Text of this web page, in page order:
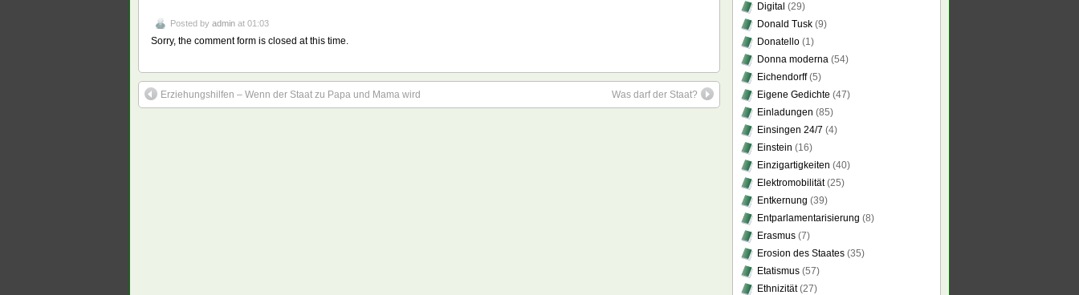
Posted by admin at 01:03
Sorry, the comment form is closed at this time.
Erziehungshilfen – Wenn der Staat zu Papa und Mama wird Was darf der Staat?
Digital (29)
Donald Tusk (9)
Donatello (1)
Donna moderna (54)
Eichendorff(5)
Eigene Gedichte (47)
Einladungen (85)
Einsingen 24/7 (4)
Einstein (16)
Einzigartigkeiten (40)
Elektromobilität(25)
Entkernung (39)
Entparlamentarisierung (8)
Erasmus (7)
Erosion des Staates (35)
Etatismus (57)
Ethnizität(27)